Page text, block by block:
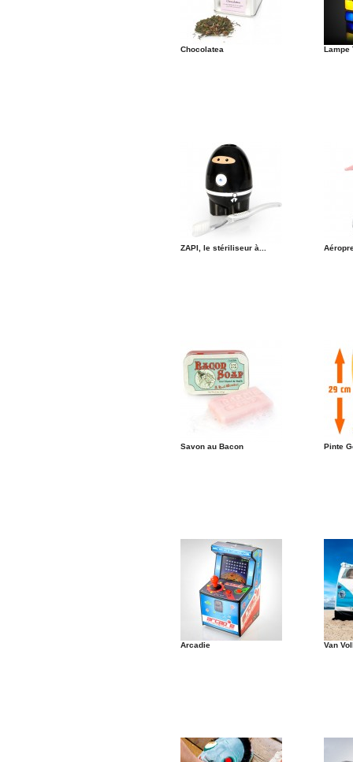
Chocolatea Lampe
ZAPI, le stériliseur à...
Savon au Bacon Pinte
Arcadie Van